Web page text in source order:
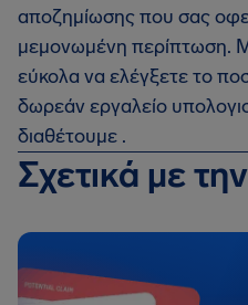
αποζημίωσης που σας
μεμονωμένη περίπτωση.
εύκολα να ελέγξετε το
δωρεάν εργαλείο
διαθέτουμε .
Σχετικά με